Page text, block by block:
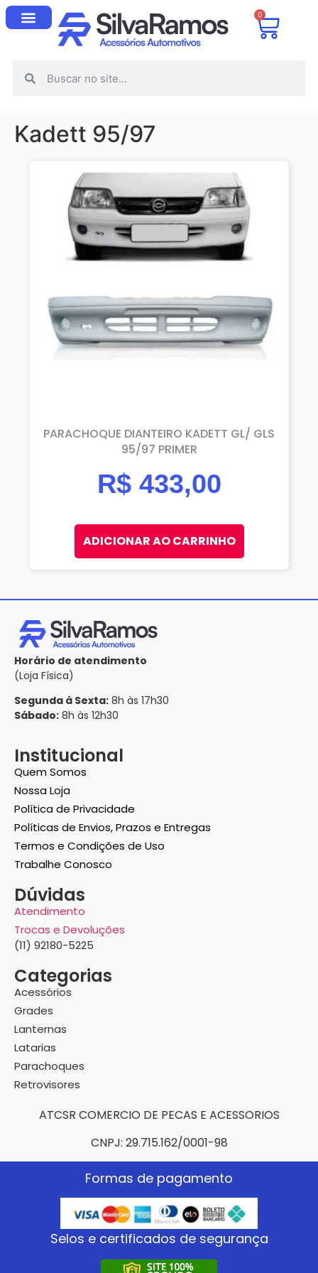
0
Kadett 95/97
PARACHOQUE DIANTEIRO KADETT GL/ GLS
95/97 PRIMER
R$433,00
ADICIONAR AO CARRINHO
Horário de atendimento
(Loja Física)
Segunda à Sexta: 8h às 17h30
Sábado: 8h às 12h30
Institucional
Quem Somos
Nossa Loja
Política de Privacidade
Políticas de Envios, Prazos e Entregas
Termos e Condições de Uso
Trabalhe Conosco
Dúvidas
Atendimento
Trocas e Devoluções
(11) 92180-5225
Categorias
Acessórios
Grades
Lanternas
Latarias
Parachoques
Retrovisores
ATCSR COMERCIO DE PECAS E ACESSORIOS
CNPJ: 29.715.162/0001-98
Formas de pagamento
Selos e certificados de segurança